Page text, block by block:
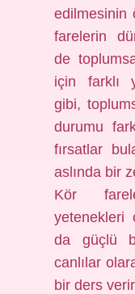
edilmesinin
farelerin
de
için farklı
gibi,
durumu
fırsatlar
aslında bir
Kör
yetenekleri
da güçlü
canlılar
bir ders